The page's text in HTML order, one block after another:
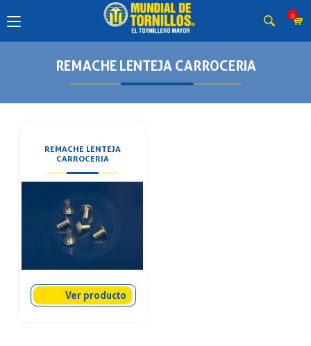
0
REMACHE LENTEJA CARROCERIA
REMACHE LENTEJA
CARROCERIA
Ver producto